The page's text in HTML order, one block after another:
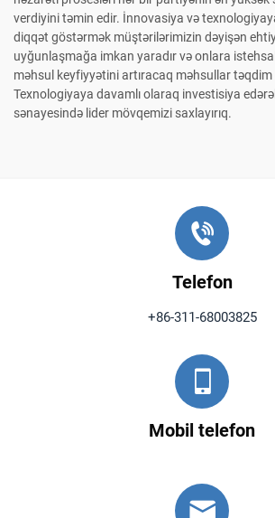
verdiyini təmin edir. İnnovasiya və
diqqət göstərmək müştərilərimizin dəyişən
uyğunlaşmağa imkan yaradır və onlara
məhsul keyfiyyətini artıracaq məhsullar təqdim
Texnologiyaya davamlı olaraq investisiya
sənayesində lider mövqemizi saxlayırıq.
Telefon
+86-311-68003825
Mobil telefon